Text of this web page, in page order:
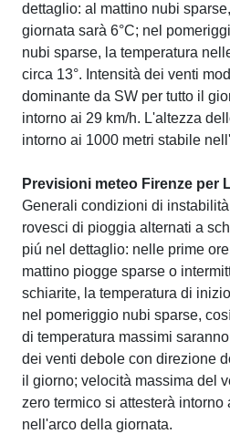
dettaglio: al mattino nubi
giornata sarà 6°C; nel
nubi sparse, la temperatura
circa 13°. Intensità dei venti
dominante da SW per tutto il
intorno ai 29 km/h. L'altezza
intorno ai 1000 metri stabile
Previsioni meteo Firenze per
Generali condizioni di
rovesci di pioggia alternati a
piú nel dettaglio: nelle prime
mattino piogge sparse o
schiarite, la temperatura di
nel pomeriggio nubi sparse,
di temperatura massimi
dei venti debole con direzione
il giorno; velocità massima del
zero termico si attesterà intorno
nell'arco della giornata.